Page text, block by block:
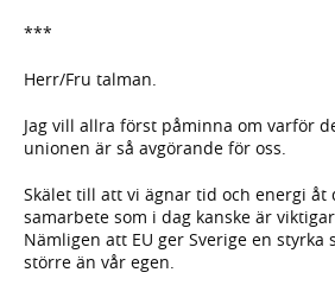
***
Herr/Fru talman.
Jag vill allra först påminna om varför
unionen är så avgörande för oss.
Skälet till att vi ägnar tid och energi åt
samarbete som i dag kanske är
Nämligen att EU ger Sverige en styrka
större än vår egen.